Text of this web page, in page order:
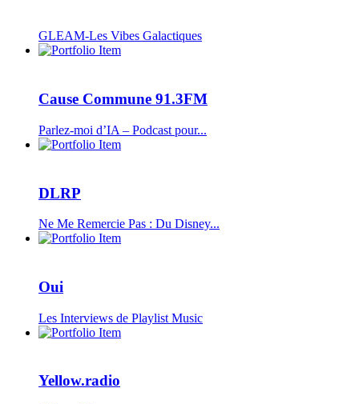
GLEAM-Les Vibes Galactiques
Cause Commune 91.3FM
Parlez-moi d’IA – Podcast pour...
DLRP
Ne Me Remercie Pas : Du Disney...
Oui
Les Interviews de Playlist Music
Yellow.radio